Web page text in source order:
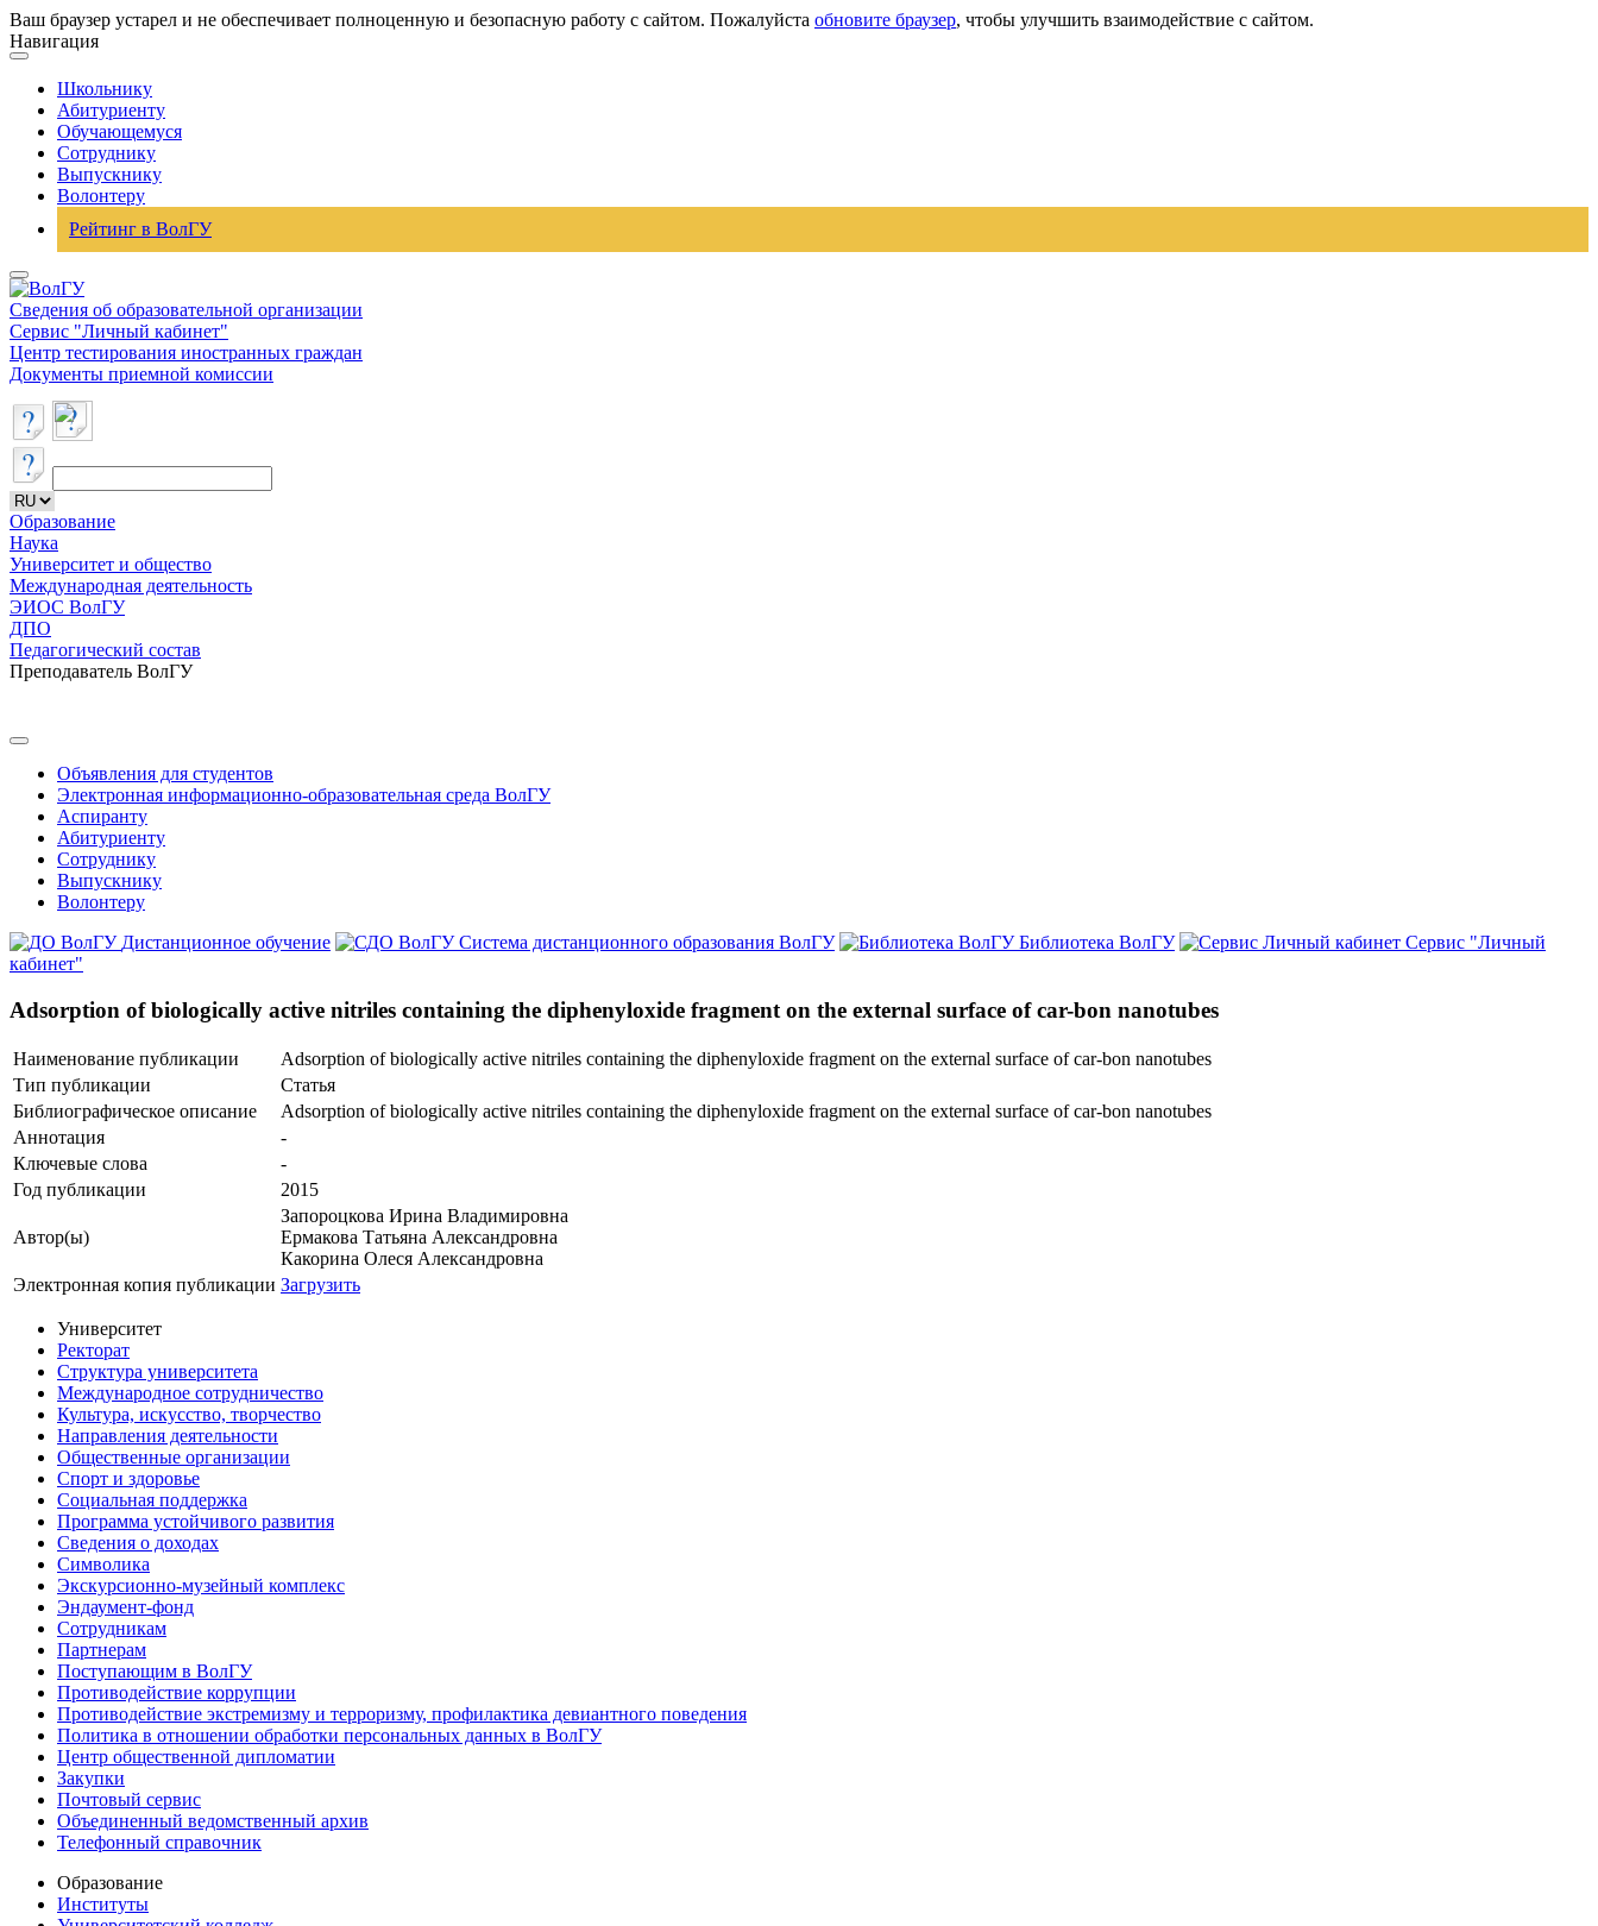
Ваш браузер устарел и не обеспечивает полноценную и безопасную работу с сайтом. Пожалуйста обновите браузер, чтобы улучшить взаимодействие с сайтом.
Навигация
Школьнику
Абитуриенту
Обучающемуся
Сотруднику
Выпускнику
Волонтеру
Рейтинг в ВолГУ
Сведения об образовательной организации
Сервис "Личный кабинет"
Центр тестирования иностранных граждан
Документы приемной комиссии
Образование
Наука
Университет и общество
Международная деятельность
ЭИОС ВолГУ
ДПО
Педагогический состав
Преподаватель ВолГУ
Объявления для студентов
Электронная информационно-образовательная среда ВолГУ
Аспиранту
Абитуриенту
Сотруднику
Выпускнику
Волонтеру
Дистанционное обучение
Система дистанционного образования ВолГУ Библиотека ВолГУ
Сервис "Личный
кабинет"
Adsorption of biologically active nitriles containing the diphenyloxide fragment on the external surface of car-bon nanotubes
Наименование публикации
Adsorption of biologically active nitriles containing the diphenyloxide fragment on the external surface of car-bon nanotubes
Тип публикации
Статья
Библиографическое описание
Adsorption of biologically active nitriles containing the diphenyloxide fragment on the external surface of car-bon nanotubes
Аннотация
-
Ключевые cлова
-
Год публикации
2015
Автор(ы)
Запороцкова Ирина Владимировна
Ермакова Татьяна Александровна
Какорина Олеся Александровна
Электронная копия публикации Загрузить
Университет
Ректорат
Структура университета
Международное сотрудничество
Культура, искусство, творчество
Направления деятельности
Общественные организации
Спорт и здоровье
Социальная поддержка
Программа устойчивого развития
Сведения о доходах
Символика
Экскурсионно-музейный комплекс
Эндаумент-фонд
Сотрудникам
Партнерам
Поступающим в ВолГУ
Противодействие коррупции
Противодействие экстремизму и терроризму, профилактика девиантного поведения
Политика в отношении обработки персональных данных в ВолГУ
Центр общественной дипломатии
Закупки
Почтовый сервис
Объединенный ведомственный архив
Телефонный справочник
Образование
Институты